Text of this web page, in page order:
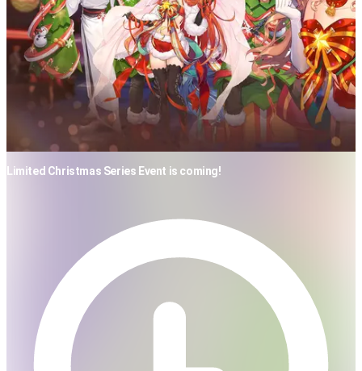
Limited Christmas Series Event is coming!